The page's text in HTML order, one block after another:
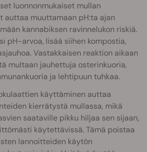
luonnonmukaiset mullan
auttaa muuttamaan pH:ta ajan
kannabiksen ravinnelukon riskiä.
pH-arvoa, lisää siihen kompostia,
Vastakkaisen reaktion aikaan
multaan jauhettuja osterinkuoria,
ja lehtipuun tuhkaa.
käyttäminen auttaa
kierrätystä mullassa, mikä
saataville pikku hiljaa sen sijaan,
käytettävissä. Tämä poistaa
lannoitteiden käytön